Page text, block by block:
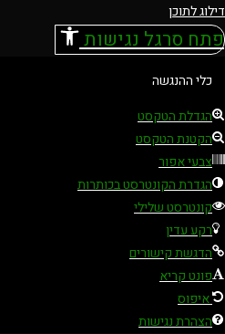
דילוג לתוכן
פתח סרגל נגישות
כלי ההנגשה
הגדלת הטקסט
הקטנת הטקסט
צבעי אפור
הגדרת הקונטרסט בכותרות
קונטרסט שלילי
רקע עדין
הדגשת קישורים
פונט קריא
איפוס
הצהרת נגישות